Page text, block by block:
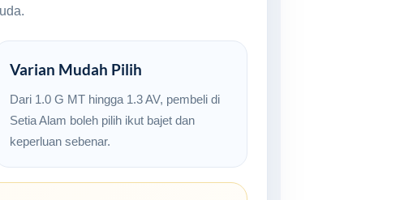
Varian Mudah Pilih
Dari 1.0 G MT hingga 1.3 AV, pembeli di
Setia Alam boleh pilih ikut bajet dan
keperluan sebenar.